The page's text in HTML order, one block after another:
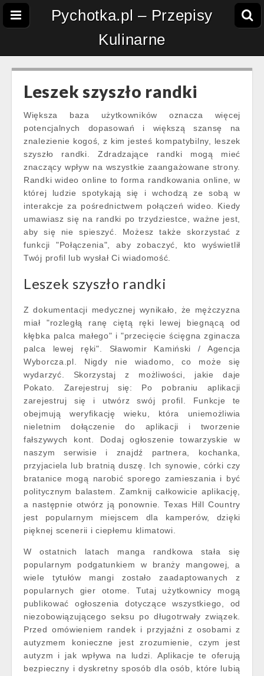
Pychotka.pl – Przepisy
Kulinarne
Leszek szyszło randki
Większa baza użytkowników oznacza więcej
potencjalnych dopasowań i większą szansę na
znalezienie kogoś, z kim jesteś kompatybilny, leszek
szyszło randki. Zdradzające randki mogą mieć
znaczący wpływ na wszystkie zaangażowane strony.
Randki wideo online to forma randkowania online, w
której ludzie spotykają się i wchodzą ze sobą w
interakcje za pośrednictwem połączeń wideo. Kiedy
umawiasz się na randki po trzydziestce, ważne jest,
aby się nie spieszyć. Możesz także skorzystać z
funkcji "Połączenia", aby zobaczyć, kto wyświetlił
Twój profil lub wysłał Ci wiadomość.
Leszek szyszło randki
Z dokumentacji medycznej wynikało, że mężczyzna
miał "rozległą ranę ciętą ręki lewej biegnącą od
kłębka palca małego" i "przecięcie ścięgna zginacza
palca lewej ręki". Sławomir Kamiński / Agencja
Wyborcza.pl. Nigdy nie wiadomo, co może się
wydarzyć. Skorzystaj z możliwości, jakie daje
Pokato. Zarejestruj się: Po pobraniu aplikacji
zarejestruj się i utwórz swój profil. Funkcje te
obejmują weryfikację wieku, która uniemożliwia
nieletnim dołączenie do aplikacji i tworzenie
fałszywych kont. Dodaj ogłoszenie towarzyskie w
naszym serwisie i znajdź partnera, kochanka,
przyjaciela lub bratnią duszę. Ich synowie, córki czy
bratanice mogą narobić sporego zamieszania i być
politycznym balastem. Zamknij całkowicie aplikację,
a następnie otwórz ją ponownie. Texas Hill Country
jest popularnym miejscem dla kamperów, dzięki
pięknej scenerii i ciepłemu klimatowi.
W ostatnich latach manga randkowa stała się
popularnym podgatunkiem w branży mangowej, a
wiele tytułów mangi zostało zaadaptowanych z
popularnych gier otome. Tutaj użytkownicy mogą
publikować ogłoszenia dotyczące wszystkiego, od
niezobowiązującego seksu po długotrwały związek.
Przed omówieniem randek i przyjaźni z osobami z
autyzmem konieczne jest zrozumienie, czym jest
autyzm i jak wpływa na ludzi. Aplikacje te oferują
bezpieczny i dyskretny sposób dla osób, które lubią